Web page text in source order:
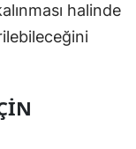
halinde